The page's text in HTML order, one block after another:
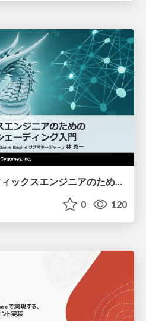
【CEDEC2026】グラフィックスエンジニアのためのニューラルシェーディング入門
0 120